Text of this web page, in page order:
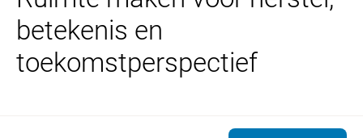
betekenis en